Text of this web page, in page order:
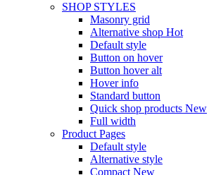
SHOP STYLES
Masonry grid
Alternative shop Hot
Default style
Button on hover
Button hover alt
Hover info
Standard button
Quick shop products New
Full width
Product Pages
Default style
Alternative style
Compact New